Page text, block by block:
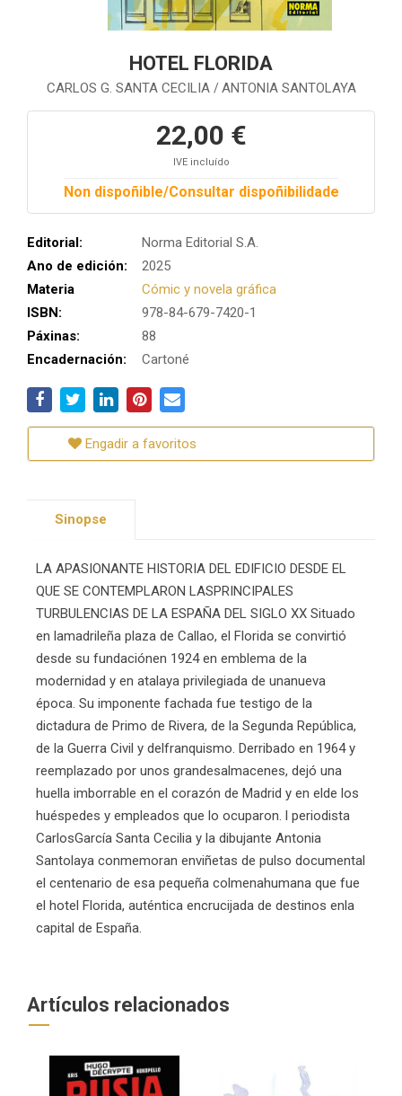
HOTEL FLORIDA
CARLOS G. SANTA CECILIA /ANTONIA SANTOLAYA
22,00 €
IVE incluído
Non dispoñible/Consultar dispoñibilidade
Editorial:
Norma Editorial S.A.
Ano de edición:
2025
Materia
Cómic y novela gráfica
ISBN:
978-84-679-7420-1
Páxinas:
88
Encadernación:
Cartoné
Engadir a favoritos
Sinopse
LA APASIONANTE HISTORIA DEL EDIFICIO DESDE EL
QUE SE CONTEMPLARON LASPRINCIPALES
TURBULENCIAS DE LA ESPAÑA DEL SIGLO XX Situado
en lamadrileña plaza de Callao, el Florida se convirtió
desde su fundaciónen 1924 en emblema de la
modernidad y en atalaya privilegiada de unanueva
época. Su imponente fachada fue testigo de la
dictadura de Primo de Rivera, de la Segunda República,
de la Guerra Civil y delfranquismo. Derribado en 1964 y
reemplazado por unos grandesalmacenes, dejó una
huella imborrable en el corazón de Madrid y en elde los
huéspedes y empleados que lo ocuparon. l periodista
CarlosGarcía Santa Cecilia y la dibujante Antonia
Santolaya conmemoran enviñetas de pulso documental
el centenario de esa pequeña colmenahumana que fue
el hotel Florida, auténtica encrucijada de destinos enla
capital de España.
Artículos relacionados